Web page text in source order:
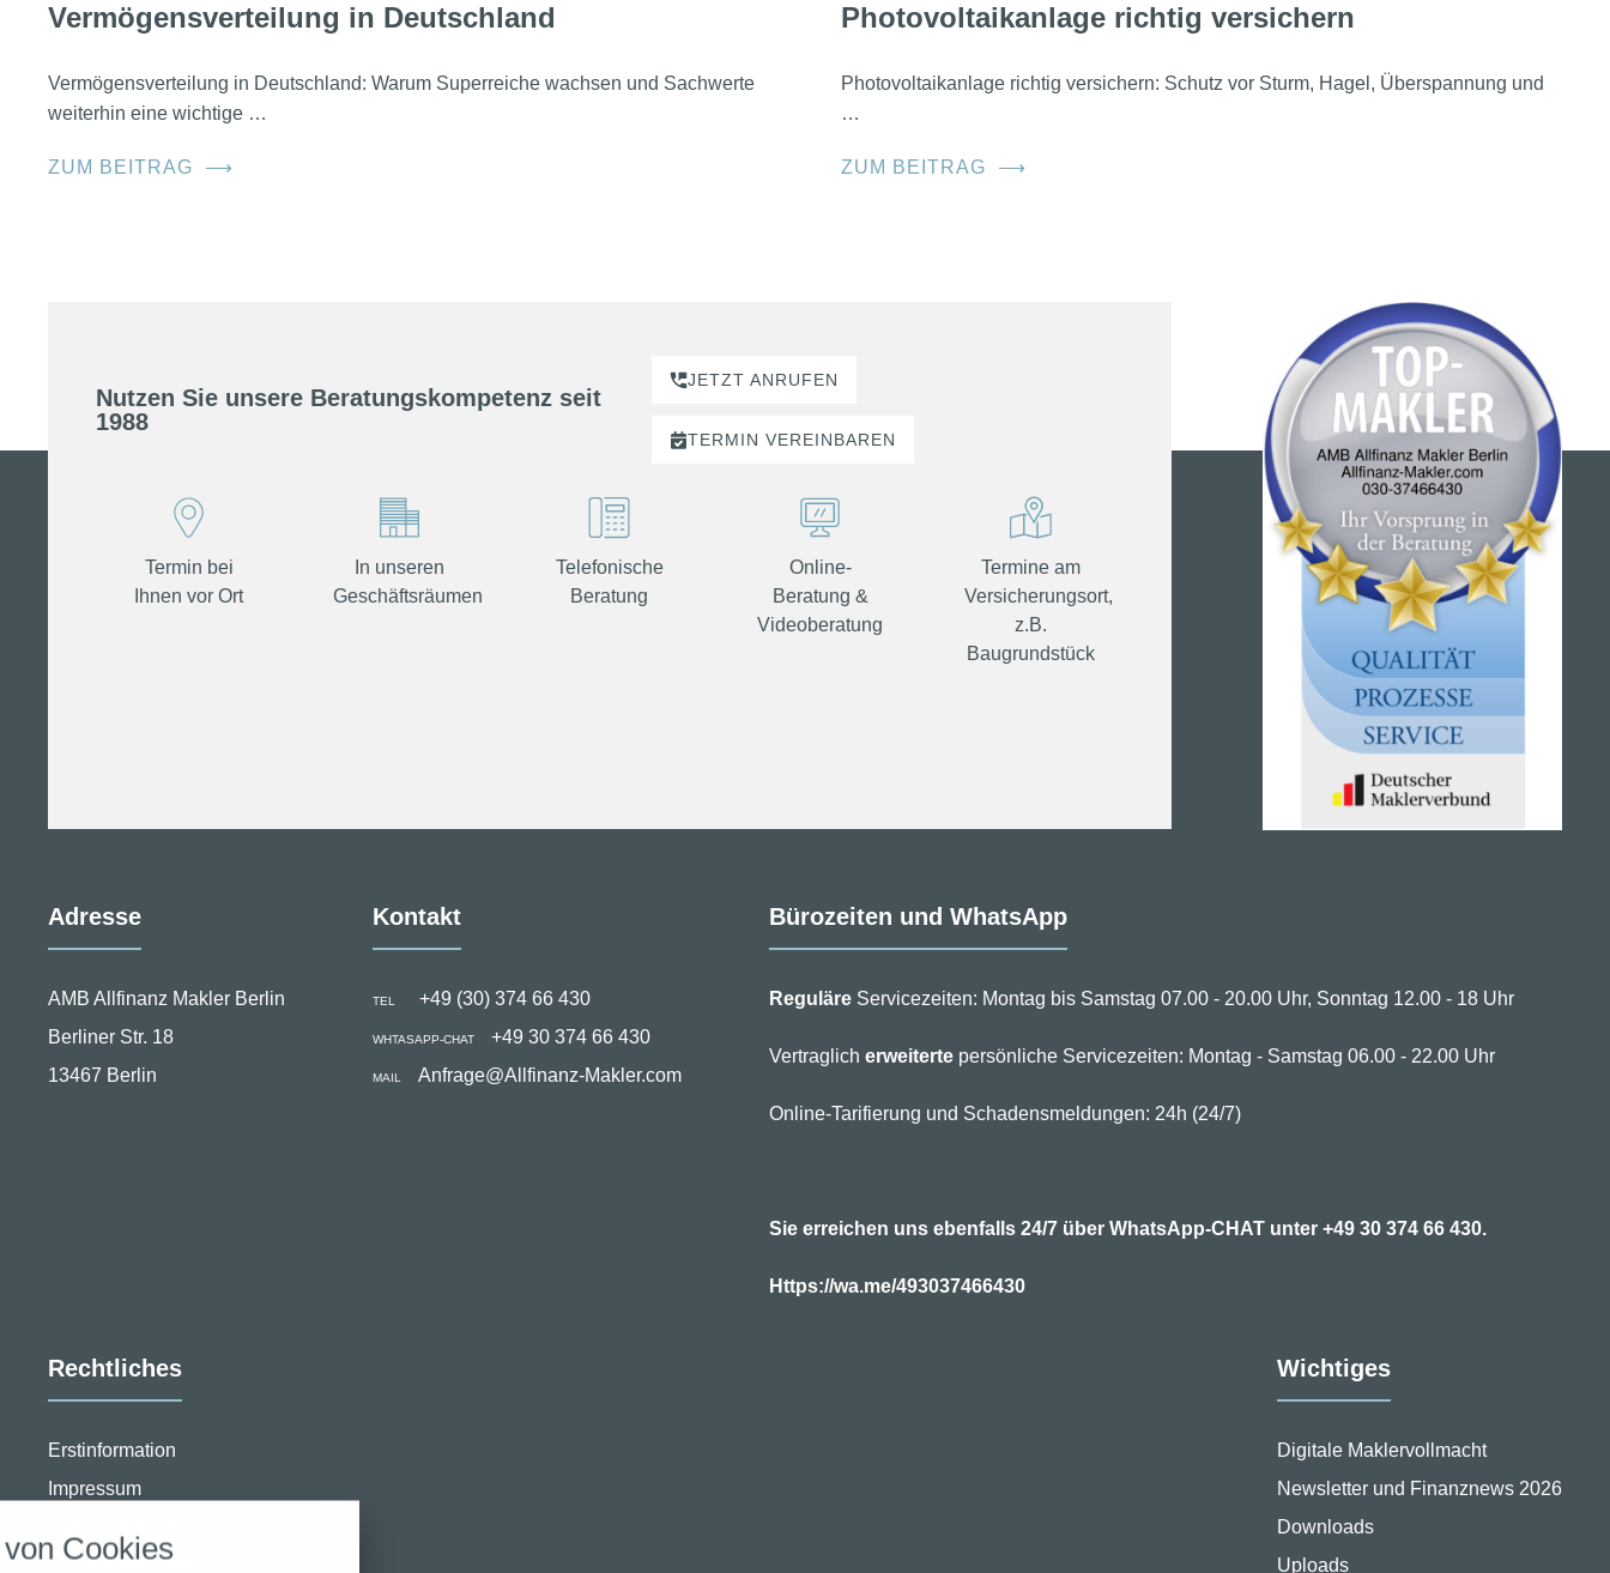
Vermögensverteilung in Deutschland
Vermögensverteilung in Deutschland: Warum Superreiche wachsen und Sachwerte
weiterhin eine wichtige …
ZUM BEITRAG ⟶
Photovoltaikanlage richtig versichern
Photovoltaikanlage richtig versichern: Schutz vor Sturm, Hagel, Überspannung und
…
ZUM BEITRAG ⟶
Nutzen Sie unsere Beratungskompetenz seit
1988
JETZT ANRUFEN
TERMIN VEREINBAREN
Termin bei
Ihnen vor Ort
In unseren
Geschäftsräumen
Telefonische
Beratung
Online-
Beratung &
Videoberatung
Termine am
Versicherungsort,
z.B.
Baugrundstück
Adresse
AMB Allfinanz Makler Berlin
Berliner Str. 18
13467 Berlin
Kontakt
TEL +49 (30) 374 66 430
WHTASAPP-CHAT +49 30 374 66 430
MAIL Anfrage@Allfinanz-Makler.com
Bürozeiten und WhatsApp
ReguläreServicezeiten: Montag bis Samstag 07.00 - 20.00 Uhr, Sonntag 12.00 - 18 Uhr
Vertraglich erweitertepersönliche Servicezeiten: Montag - Samstag 06.00 - 22.00 Uhr
Online-Tarifierung und Schadensmeldungen: 24h (24/7)
Sie erreichen uns ebenfalls 24/7 über WhatsApp-CHAT unter +49 30 374 66 430.
Https://wa.me/493037466430
Rechtliches
Erstinformation
Impressum
Zusammenarbeit
Wichtiges
Digitale Maklervollmacht
Newsletter und Finanznews 2026
Downloads
Uploads
Cookies
Cookies und Skripte. Sie haben die